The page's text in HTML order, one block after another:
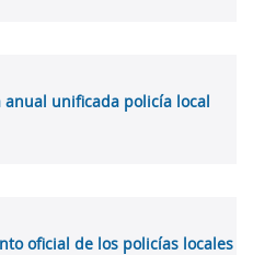
anual unificada policía local
oficial de los policías locales